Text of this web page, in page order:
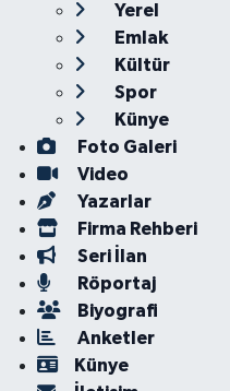
Yerel
Emlak
Kültür
Spor
Künye
Foto Galeri
Video
Yazarlar
Firma Rehberi
Seri İlan
Röportaj
Biyografi
Anketler
Künye